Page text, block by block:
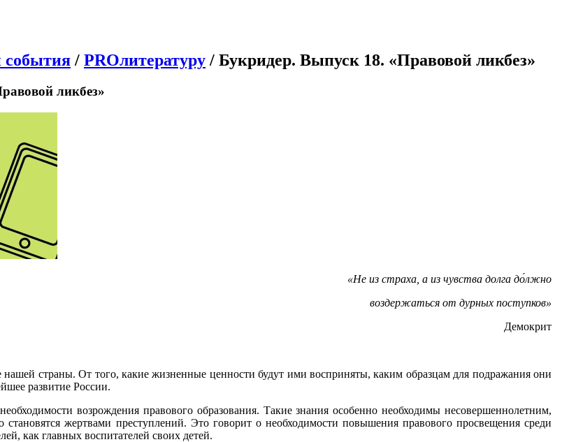
события / PROлитературу / Букридер. Выпуск 18. «Правовой ликбез»
ликбез»
«Не из страха, а из чувства долга до́лжно
воздержаться от дурных поступков»
Демокрит
нашей страны. От того, какие жизненные ценности будут ими восприняты, каким образцам для подражания они
развитие России.
возрождения правового образования. Такие знания особенно необходимы несовершеннолетним,
жертвами преступлений. Это говорит о необходимости повышения правового просвещения среди
как главных воспитателей своих детей.